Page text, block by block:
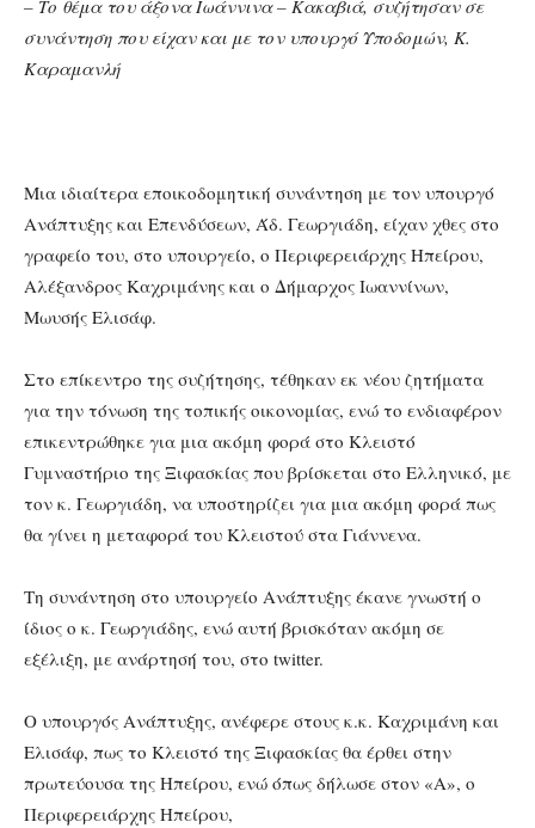
– Το θέμα του άξονα Ιωάννινα – Κακαβιά, συζήτησαν σε
συνάντηση που είχαν και με τον υπουργό Υποδομών, Κ.
Καραμανλή
Μια ιδιαίτερα εποικοδομητική συνάντηση με τον υπουργό
Ανάπτυξης και Επενδύσεων, Άδ. Γεωργιάδη, είχαν χθες στο
γραφείο του, στο υπουργείο, ο Περιφερειάρχης Ηπείρου,
Αλέξανδρος Καχριμάνης και ο Δήμαρχος Ιωαννίνων,
Μωυσής Ελισάφ.
Στο επίκεντρο της συζήτησης, τέθηκαν εκ νέου ζητήματα
για την τόνωση της τοπικής οικονομίας, ενώ το ενδιαφέρον
επικεντρώθηκε για μια ακόμη φορά στο Κλειστό
Γυμναστήριο της Ξιφασκίας που βρίσκεται στο Ελληνικό, με
τον κ. Γεωργιάδη, να υποστηρίζει για μια ακόμη φορά πως
θα γίνει η μεταφορά του Κλειστού στα Γιάννενα.
Τη συνάντηση στο υπουργείο Ανάπτυξης έκανε γνωστή ο
ίδιος ο κ. Γεωργιάδης, ενώ αυτή βρισκόταν ακόμη σε
εξέλιξη, με ανάρτησή του, στο twitter.
Ο υπουργός Ανάπτυξης, ανέφερε στους κ.κ. Καχριμάνη και
Ελισάφ, πως το Κλειστό της Ξιφασκίας θα έρθει στην
πρωτεύουσα της Ηπείρου, ενώ όπως δήλωσε στον «Α», ο
Περιφερειάρχης Ηπείρου,